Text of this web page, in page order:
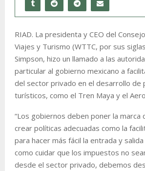
RIAD. La presidenta y CEO del
Viajes y Turismo (WTTC, por sus
Simpson, hizo un llamado a las
particular al gobierno mexicano a
del sector privado en el desarrollo de
turísticos, como el Tren Maya y el
“Los gobiernos deben poner la marca
crear políticas adecuadas como la
para hacer más fácil la entrada y
como cuidar que los impuestos no
desde el sector privado, debemos